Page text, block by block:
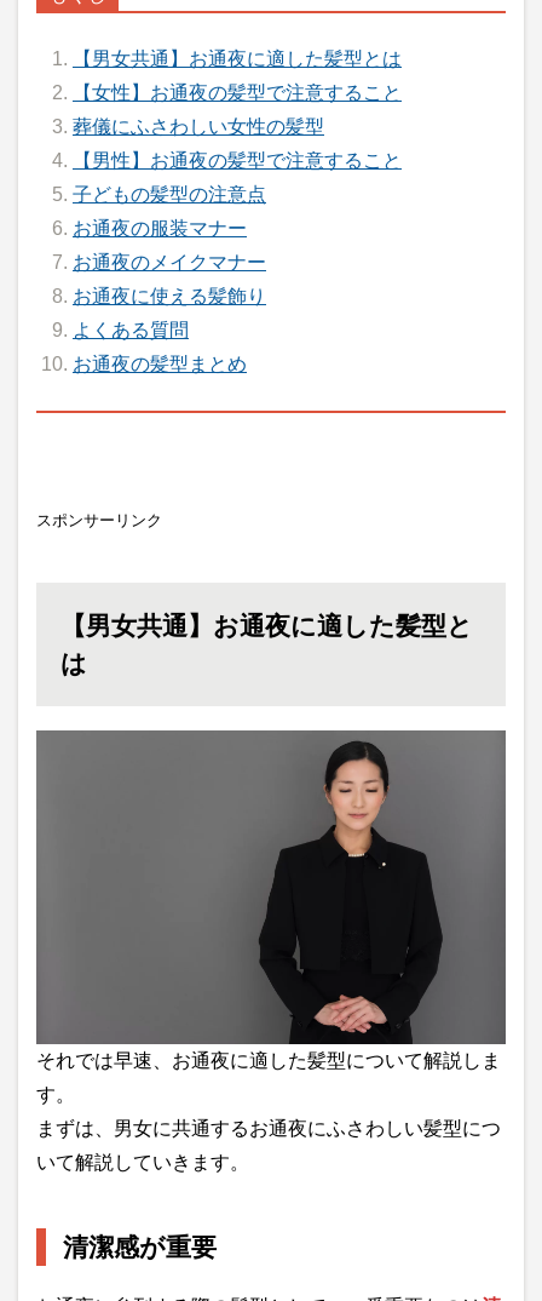
【男女共通】お通夜に適した髪型とは
【女性】お通夜の髪型で注意すること
葬儀にふさわしい女性の髪型
【男性】お通夜の髪型で注意すること
子どもの髪型の注意点
お通夜の服装マナー
お通夜のメイクマナー
お通夜に使える髪飾り
よくある質問
お通夜の髪型まとめ
スポンサーリンク
【男女共通】お通夜に適した髪型と
は
それでは早速、お通夜に適した髪型について解説しま
す。
まずは、男女に共通するお通夜にふさわしい髪型につ
いて解説していきます。
清潔感が重要